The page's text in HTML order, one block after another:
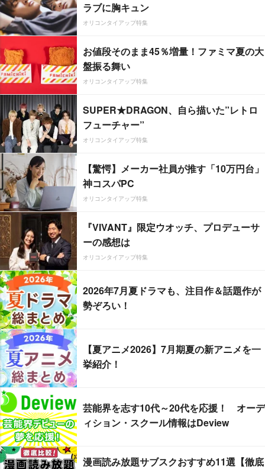
ラブに胸キュン
オリコンタイアップ特集
お値段そのまま45％増量！ファミマ夏の大
盤振る舞い
オリコンタイアップ特集
SUPER★DRAGON、自ら描いた”レトロ
フューチャー”
オリコンタイアップ特集
【驚愕】メーカー社員が推す「10万円台」
神コスパPC
オリコンタイアップ特集
『VIVANT』限定ウオッチ、プロデューサ
ーの感想は
オリコンタイアップ特集
2026年7月夏ドラマも、注目作＆話題作が
勢ぞろい！
【夏アニメ2026】7月期夏の新アニメを一
挙紹介！
芸能界を志す10代～20代を応援！ オーデ
ィション・スクール情報はDeview
漫画読み放題サブスクおすすめ11選【徹底